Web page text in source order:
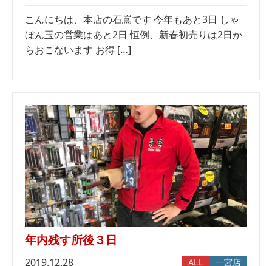
こんにちは、本店の石嶌です 今年もあと3日 しゃ
ぼん玉の営業はあと2日 恒例、新春初売りは2日か
らおこないます お得 […]
年内残す所後３日
2019.12.28 ALL 一宮店